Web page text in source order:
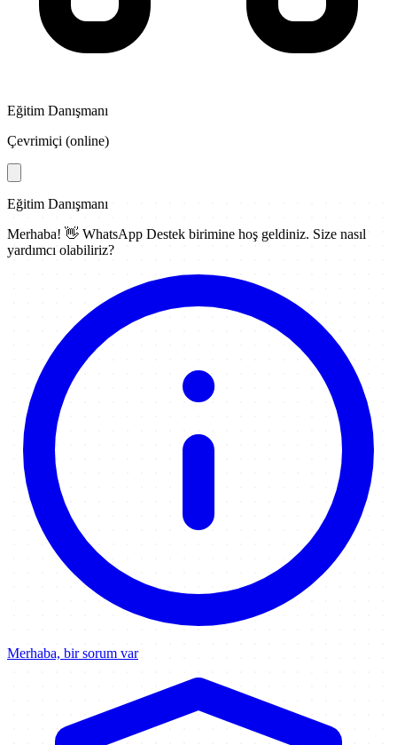
Eğitim Danışmanı
Çevrimiçi (online)
Eğitim Danışmanı
Merhaba! 👋 WhatsApp Destek birimine hoş geldiniz. Size nasıl
yardımcı olabiliriz?
Merhaba, bir sorum var